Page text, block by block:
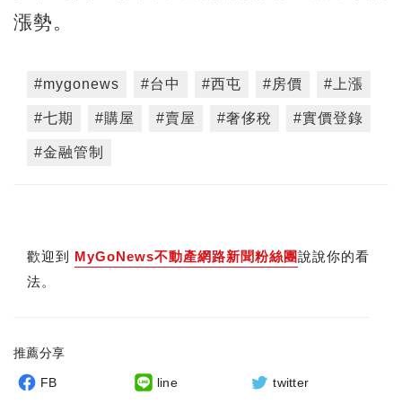
漲勢。
#mygonews #台中 #西屯 #房價 #上漲
#七期 #購屋 #賣屋 #奢侈稅 #實價登錄
#金融管制
歡迎到 MyGoNews不動產網路新聞粉絲團說說你的看
法。
推薦分享
FB line twitter